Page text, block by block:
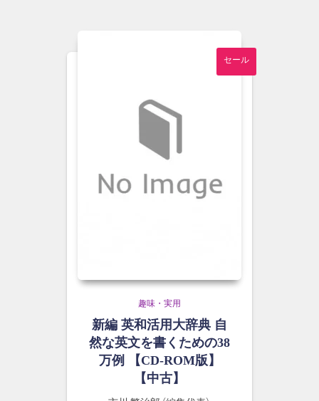
セール
趣味・実用
新編 英和活用大辞典 自
然な英文を書くための38
万例 【CD-ROM版】
【中古】